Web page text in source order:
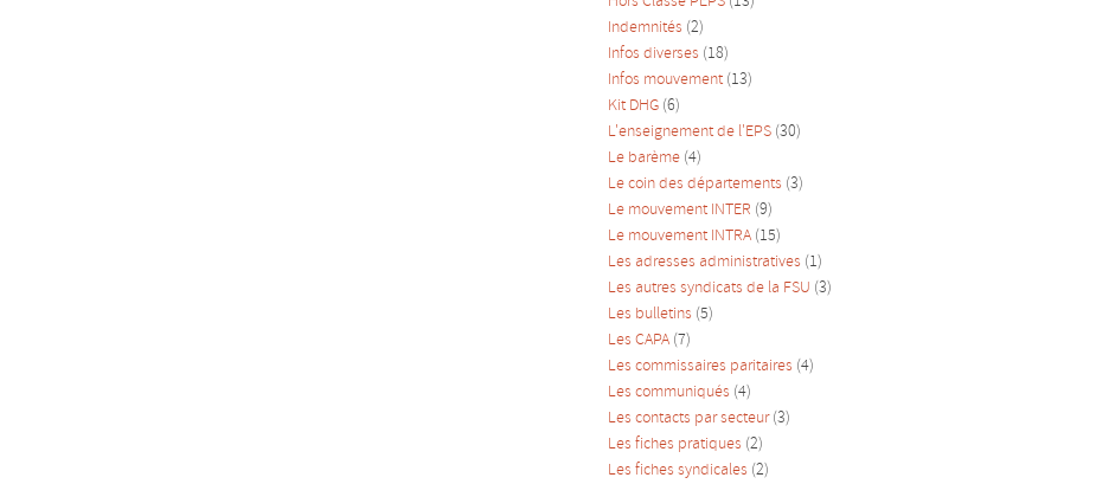
Indemnités (2)
Infos diverses (18)
Infos mouvement (13)
Kit DHG (6)
L'enseignement de l'EPS (30)
Le barème (4)
Le coin des départements (3)
Le mouvement INTER (9)
Le mouvement INTRA (15)
Les adresses administratives (1)
Les autres syndicats de la FSU (3)
Les bulletins (5)
Les CAPA (7)
Les commissaires paritaires (4)
Les communiqués (4)
Les contacts par secteur(3)
Les fiches pratiques (2)
Les fiches syndicales (2)